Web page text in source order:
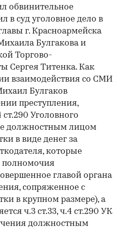
обвинительное
в суд уголовное дело в
г. Красноармейска
Булгакова и
Торгово-
Сергея Титенка. Как
взаимодействия со СМИ
Булгаков
преступления,
Уголовного
должностным лицом
в виде денег за
которые
полномочия
главой органа
сопряженное с
в крупном размере), а
ч.3 ст.33, ч.4 ст.290 УК
должностным